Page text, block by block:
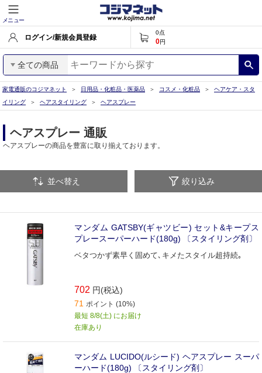
メニュー
ログイン/新規会員登録
0点
0円
全ての商品
家電通販のコジマネット 日用品・化粧品・医薬品 コスメ・化粧品
ヘアケア・スタ
イリング
ヘアスタイリング ヘアスプレー
ヘアスプレー 通販
ヘアスプレーの商品を豊富に取り揃えております。
並べ替え 絞り込み
マンダム GATSBY(ギャツビー) セット&キープス
プレースーパーハード(180g) 〔スタイリング剤〕
ベタつかず素早く固めて､キメたスタイル超持続｡
702 円(税込)
71 ポイント (10%)
最短 8/8(土) にお届け
在庫あり
マンダム LUCIDO(ルシード) ヘアスプレー スーパ
ーハード(180g) 〔スタイリング剤〕